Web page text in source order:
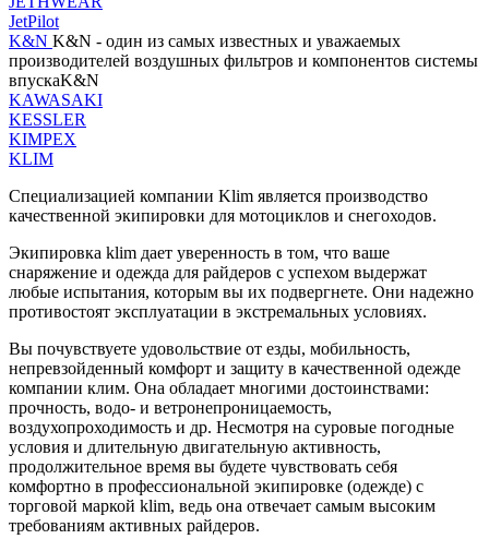
JetPilot
K&N K&N - один из самых известных и уважаемых
производителей воздушных фильтров и компонентов системы
впускаK&N
KAWASAKI
KESSLER
KIMPEX
KLIM
Специализацией компании Klim является производство
качественной экипировки для мотоциклов и снегоходов.
Экипировка klim дает уверенность в том, что ваше
снаряжение и одежда для райдеров с успехом выдержат
любые испытания, которым вы их подвергнете. Они надежно
противостоят эксплуатации в экстремальных условиях.
Вы почувствуете удовольствие от езды, мобильность,
непревзойденный комфорт и защиту в качественной одежде
компании клим. Она обладает многими достоинствами:
прочность, водо- и ветронепроницаемость,
воздухопроходимость и др. Несмотря на суровые погодные
условия и длительную двигательную активность,
продолжительное время вы будете чувствовать себя
комфортно в профессиональной экипировке (одежде) с
торговой маркой klim, ведь она отвечает самым высоким
требованиям активных райдеров.